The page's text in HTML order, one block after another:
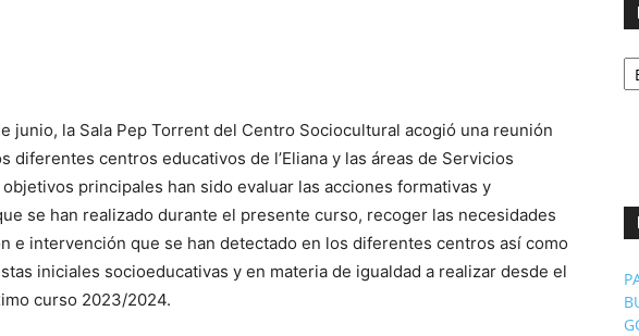
junio, la Sala Pep Torrent del Centro Sociocultural acogió una reunión
diferentes centros educativos de l’Eliana y las áreas de Servicios
principales han sido evaluar las acciones formativas y
se han realizado durante el presente curso, recoger las necesidades
e intervención que se han detectado en los diferentes centros así como
iniciales socioeducativas y en materia de igualdad a realizar desde el
curso 2023/2024.